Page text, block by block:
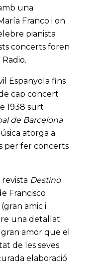
una
Franco i on
pianista
concerts foren
Espanyola fins
cap concert
1938 surt
de Barcelona
atorga a
per fer concerts
revista Destino
Francisco
amic i
una detallat
amor que el
de les seves
elaboració